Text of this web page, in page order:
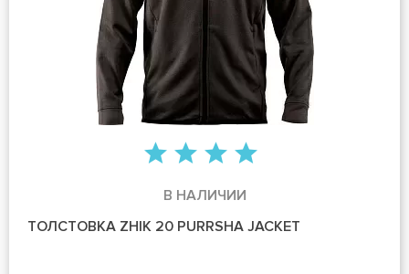
В НАЛИЧИИ
ТОЛСТОВКА ZHIK 20 PURRSHA JACKET